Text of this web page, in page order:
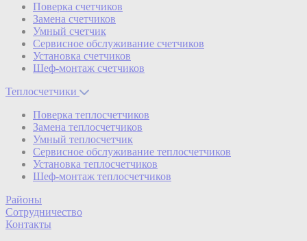
Поверка счетчиков
Замена счетчиков
Умный счетчик
Сервисное обслуживание счетчиков
Установка счетчиков
Шеф-монтаж счетчиков
Теплосчетчики
Поверка теплосчетчиков
Замена теплосчетчиков
Умный теплосчетчик
Сервисное обслуживание теплосчетчиков
Установка теплосчетчиков
Шеф-монтаж теплосчетчиков
Районы
Сотрудничество
Контакты